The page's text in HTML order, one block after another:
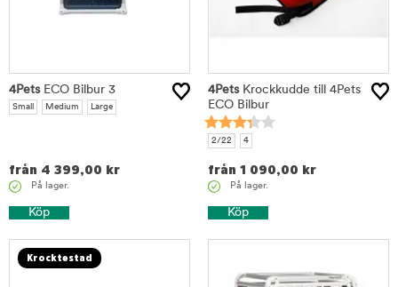
4PetsECO Bilbur 3
Small Medium Large
från 4 399,00 kr
På lager.
Köp
4PetsKrockkudde till 4Pets
ECO Bilbur
2/22 4
från 1 090,00 kr
På lager.
Köp
Krocktestad